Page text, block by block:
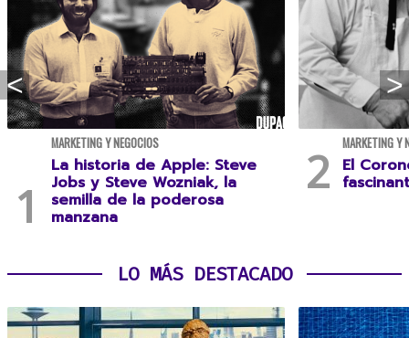
MARKETING Y NEGOCIOS
La historia de Apple: Steve
Jobs y Steve Wozniak, la
semilla de la poderosa
manzana
MARKETING Y
El
LO MÁS DESTACADO